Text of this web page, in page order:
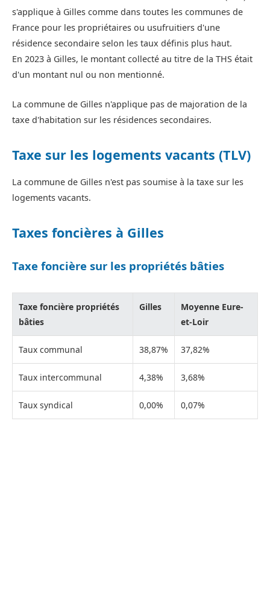
s'applique à Gilles comme dans toutes les communes de
France pour les propriétaires ou usufruitiers d'une
résidence secondaire selon les taux définis plus haut.
En 2023 à Gilles, le montant collecté au titre de la THS était
d'un montant nul ou non mentionné.
La commune de Gilles n'applique pas de majoration de la
taxe d'habitation sur les résidences secondaires.
Taxe sur les logements vacants (TLV)
La commune de Gilles n'est pas soumise à la taxe sur les
logements vacants.
Taxes foncières à Gilles
Taxe foncière sur les propriétés bâties
Taxe foncière propriétés
bâties
Gilles
Moyenne Eure-
et-Loir
Taux communal 38,87% 37,82%
Taux intercommunal 4,38% 3,68%
Taux syndical 0,00% 0,07%